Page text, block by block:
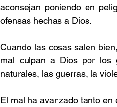
aconsejan poniendo en
ofensas hechas a Dios.
Cuando las cosas salen
mal culpan a Dios por los
naturales, las guerras, la
El mal ha avanzado tanto en